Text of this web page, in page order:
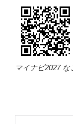
マイナビ2027